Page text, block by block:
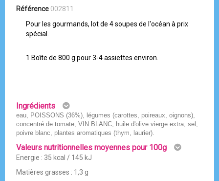
Référence 002811
Pour les gourmands, lot de 4 soupes de l'océan à prix
spécial.
1 Boîte de 800 g pour 3-4 assiettes environ.
Ingrédients
eau, POISSONS (36%), légumes (carottes, poireaux, oignons),
concentré de tomate, VIN BLANC, huile d'olive vierge extra, sel,
poivre blanc, plantes aromatiques (thym, laurier).
Valeurs nutritionnelles moyennes pour 100g
Energie : 35 kcal / 145 kJ
Matières grasses : 1,3 g